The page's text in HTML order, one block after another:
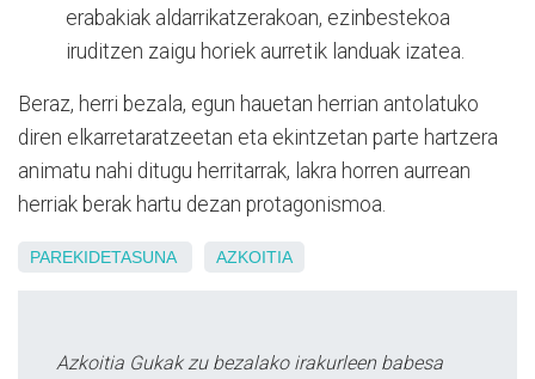
erabakiak aldarrikatzerakoan, ezinbestekoa
iruditzen zaigu horiek aurretik landuak izatea.
Beraz, herri bezala, egun hauetan herrian antolatuko
diren elkarretaratzeetan eta ekintzetan parte hartzera
animatu nahi ditugu herritarrak, lakra horren aurrean
herriak berak hartu dezan protagonismoa.
PAREKIDETASUNA AZKOITIA
Azkoitia Gukak zu bezalako irakurleen babesa